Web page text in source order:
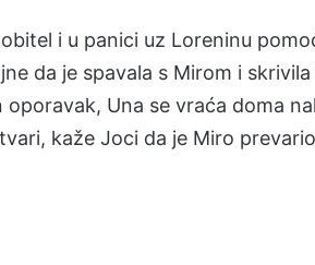
i u panici uz Loreninu
da je spavala s Mirom i
Una se vraća doma
kaže Joci da je Miro